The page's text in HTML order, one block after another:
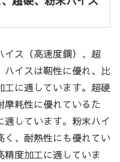
イス（高速度鋼）、超
ハイスは靭性に優れ、比
に適しています。超硬
摩耗性に優れているた
しています。粉末ハイ
く、耐熱性にも優れてい
度加工に適していま